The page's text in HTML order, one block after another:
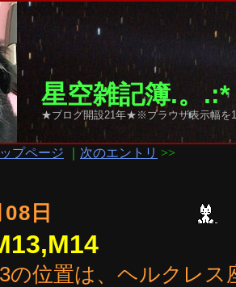
星空雑記簿.。
★ブログ開設21年★※ブラウザ表示幅を
ップページ 次のエントリ >>
日
の位置は、ヘルクレス